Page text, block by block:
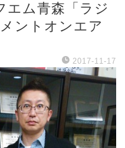
エム青森「ラジ
ントオンエア
2017-11-17